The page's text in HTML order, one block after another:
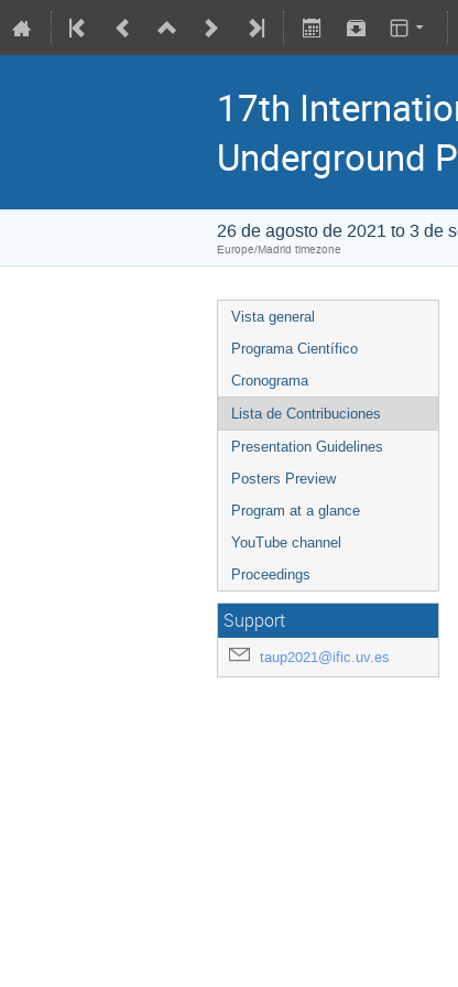
17th
Underground
26 de agosto de 2021 to 3 de
Europe/Madrid timezone
Vista general
Programa Científico
Cronograma
Lista de Contribuciones
Presentation Guidelines
Posters Preview
Program at a glance
YouTube channel
Proceedings
Support
taup2021@ific.uv.es